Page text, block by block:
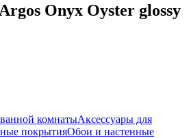
Onyx Oyster glossy
комнатыАксессуары для
покрытияОбои и настенные